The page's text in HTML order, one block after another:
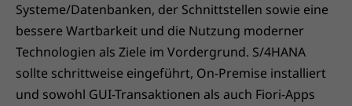
Systeme/Datenbanken, der Schnittstellen sowie eine
bessere Wartbarkeit und die Nutzung moderner
Technologien als Ziele im Vordergrund. S/4HANA
sollte schrittweise eingeführt, On-Premise installiert
und sowohl GUI-Transaktionen als auch Fiori-Apps